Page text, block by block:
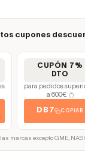
cupones
CUPÓN 7%
DTO
para pedidos
a 600€
(*)
DB7 COPIAR
marcas excepto GME,